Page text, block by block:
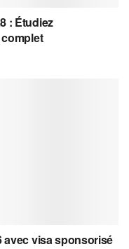
: Étudiez
avec visa sponsorisé